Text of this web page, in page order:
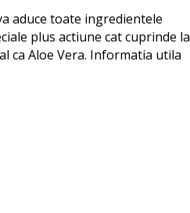
aduce toate ingredientele
plus actiune cat cuprinde la
ca Aloe Vera. Informatia utila